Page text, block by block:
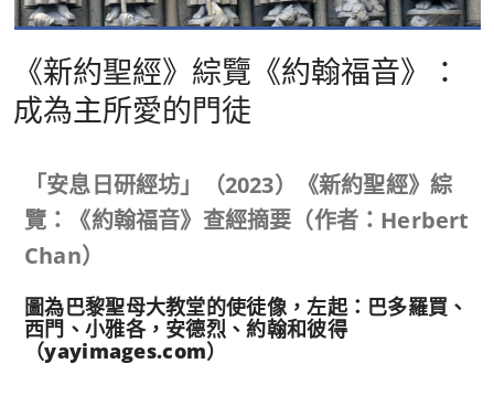
《新約聖經》綜覽《約翰福音》：
成為主所愛的門徒
「安息日研經坊」（2023）《新約聖經》綜
覽：《約翰福音》查經摘要（作者： Herbert
Chan）
圖為巴黎聖母大教堂的使徒像，左起：巴多羅買、
西門、小雅各，安德烈、約翰和彼得
（yayimages.com）